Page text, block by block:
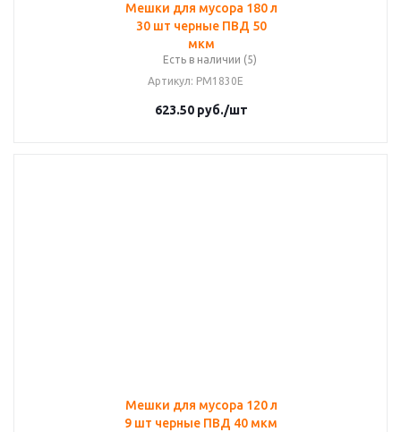
Мешки для мусора 180 л
30 шт черные ПВД 50
мкм
Есть в наличии (5)
Артикул: PM1830E
623.50руб./шт
Мешки для мусора 120 л
9 шт черные ПВД 40 мкм